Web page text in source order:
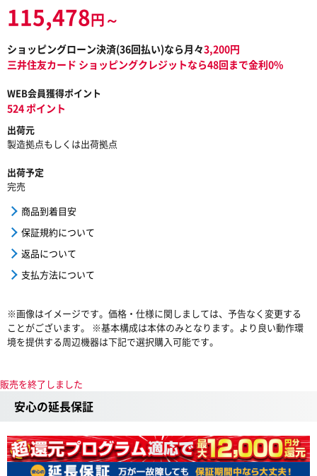
115,478円～
ショッピングローン決済(36回払い)なら月々3,200円
三井住友カード ショッピングクレジットなら48回まで金利0%
WEB会員獲得ポイント
524 ポイント
出荷元
製造拠点もしくは出荷拠点
出荷予定
完売
商品到着目安
保証規約について
返品について
支払方法について
※画像はイメージです。価格・仕様に関しましては、予告なく変更する
ことがございます。 ※基本構成は本体のみとなります。より良い動作環
境を提供する周辺機器は下記で選択購入可能です。
販売を終了しました
安心の延長保証